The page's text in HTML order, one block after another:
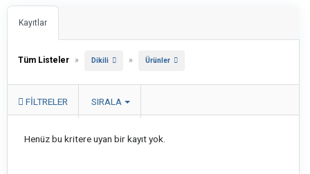
Kayıtlar
Tüm Listeler » Dikili » Ürünler
FILTRELER SIRALA
Henüz bu kritere uyan bir kayıt yok.